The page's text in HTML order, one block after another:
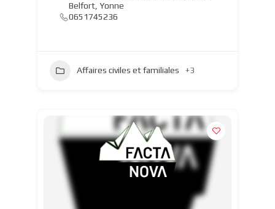
Belfort, Yonne
0651745236
Affaires civiles et familiales +3